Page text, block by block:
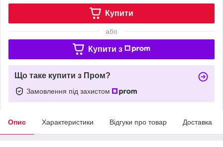
Купити
або
Купити з
Що таке купити з Пром?
Замовлення під захистом
Опис Характеристики Відгуки про товар Доставка